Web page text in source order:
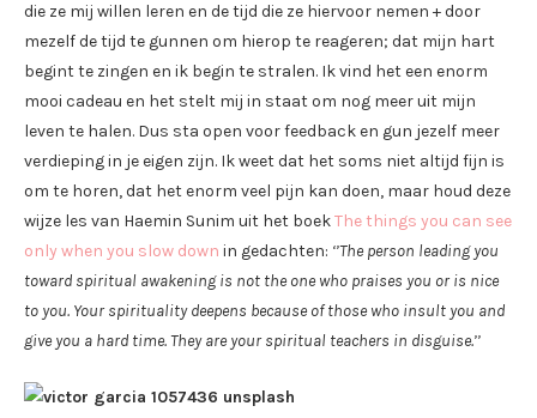
die ze mij willen leren en de tijd die ze hiervoor nemen + door
mezelf de tijd te gunnen om hierop te reageren; dat mijn hart
begint te zingen en ik begin te stralen. Ik vind het een enorm
mooi cadeau en het stelt mij in staat om nog meer uit mijn
leven te halen. Dus sta open voor feedback en gun jezelf meer
verdieping in je eigen zijn. Ik weet dat het soms niet altijd fijn is
om te horen, dat het enorm veel pijn kan doen, maar houd deze
wijze les van Haemin Sunim uit het boekThe things you can see
only when you slow down in gedachten: ‘’The person leading you
toward spiritual awakening is not the one who praises you or is nice
to you. Your spirituality deepens because of those who insult you and
give you a hard time. They are your spiritual teachers in disguise.’’